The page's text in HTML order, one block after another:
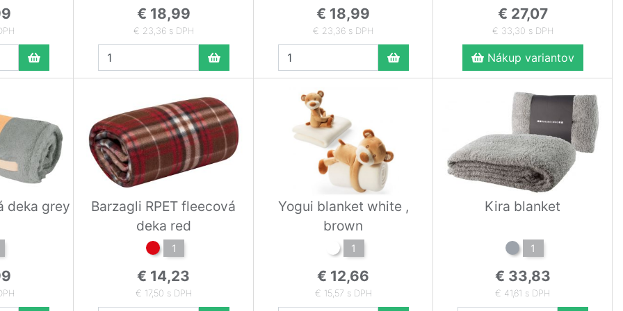
€ 18,99
€ 23,36 s DPH
€ 18,99
€ 23,36 s DPH
€ 27,07
€ 33,30 s DPH
Nákup variantov
deka grey
Barzagli RPET fleecová
deka red
1
€ 14,23
€ 17,50 s DPH
Yogui blanket white ,
brown
1
€ 12,66
€ 15,57 s DPH
Kira blanket
1
€ 33,83
€ 41,61 s DPH